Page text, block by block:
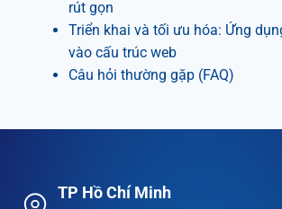
rút gọn
Triển khai và tối ưu hóa: Ứng
vào cấu trúc web
Câu hỏi thường gặp (FAQ)
TP Hồ Chí Minh